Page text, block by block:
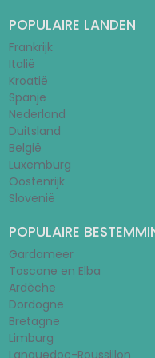
POPULAIRE LANDEN
Frankrijk
Italië
Kroatië
Spanje
Nederland
Duitsland
België
Luxemburg
Oostenrijk
Slovenië
POPULAIRE
Gardameer
Toscane en Elba
Ardèche
Dordogne
Bretagne
Limburg
Languedoc-Roussillon